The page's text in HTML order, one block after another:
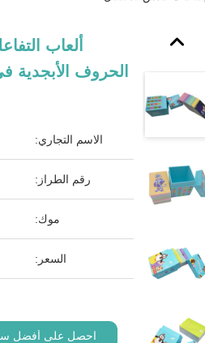
ألعاب
الحروف الأبجدية
الاسم التجاري:
رقم الطراز:
موك:
السعر:
احصل على أفضل